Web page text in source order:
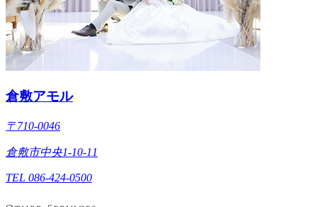
倉敷アモル
〒710-0046
倉敷市中央1-10-11
TEL 086-424-0500